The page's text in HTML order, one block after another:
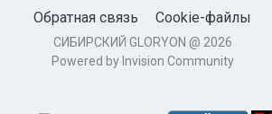
Обратная связь Cookie-файлы
СИБИРСКИЙ GLORYON @ 2026
Powered by Invision Community